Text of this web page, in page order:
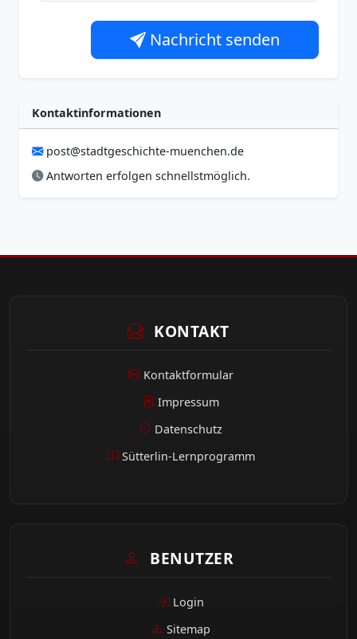
Nachricht senden
Kontaktinformationen
post@stadtgeschichte-muenchen.de
Antworten erfolgen schnellstmöglich.
KONTAKT
Kontaktformular
Impressum
Datenschutz
Sütterlin-Lernprogramm
BENUTZER
Login
Sitemap